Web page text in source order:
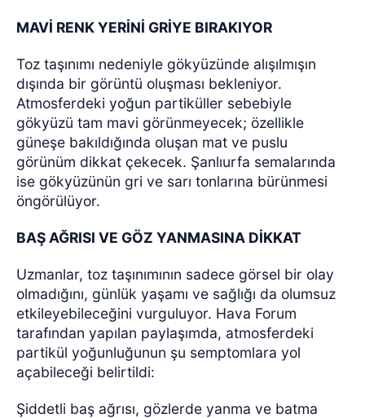
MAVİ RENK YERİNİ GRİYE BIRAKIYOR
Toz taşınımı nedeniyle gökyüzünde alışılmışın
dışında bir görüntü oluşması bekleniyor.
Atmosferdeki yoğun partiküller sebebiyle
gökyüzü tam mavi görünmeyecek; özellikle
güneşe bakıldığında oluşan mat ve puslu
görünüm dikkat çekecek. Şanlıurfa semalarında
ise gökyüzünün gri ve sarı tonlarına bürünmesi
öngörülüyor.
BAŞ AĞRISI VE GÖZ YANMASINA DİKKAT
Uzmanlar, toz taşınımının sadece görsel bir olay
olmadığını, günlük yaşamı ve sağlığı da olumsuz
etkileyebileceğini vurguluyor. Hava Forum
tarafından yapılan paylaşımda, atmosferdeki
partikül yoğunluğunun şu semptomlara yol
açabileceği belirtildi:
Şiddetli baş ağrısı, gözlerde yanma ve batma